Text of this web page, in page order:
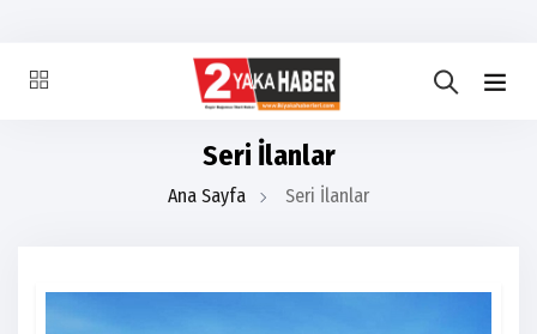
Seri İlanlar
Ana Sayfa Seri İlanlar